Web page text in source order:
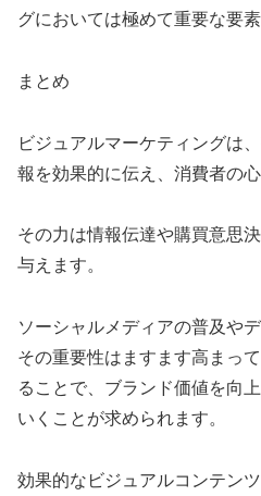
グにおいては極めて重要な要素
まとめ
ビジュアルマーケティングは
報を効果的に伝え、消費者の
その力は情報伝達や購買意思
与えます。
ソーシャルメディアの普及や
その重要性はますます高まっ
ることで、ブランド価値を向
いくことが求められます。
効果的なビジュアルコンテン